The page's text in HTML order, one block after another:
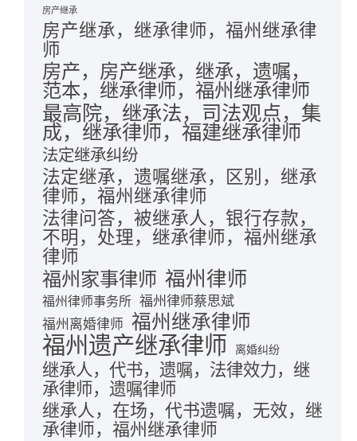
房产继承
房产继承，继承律师，福州继承律
师
房产，房产继承，继承，遗嘱，
范本，继承律师，福州继承律师
最高院，继承法，司法观点，集
成，继承律师，福建继承律师
法定继承纠纷
法定继承，遗嘱继承，区别，继承
律师，福州继承律师
法律问答，被继承人，银行存款，
不明，处理，继承律师，福州继承
律师
福州家事律师 福州律师
福州律师事务所 福州律师蔡思斌
福州离婚律师 福州继承律师
福州遗产继承律师 离婚纠纷
继承人，代书，遗嘱，法律效力，继
承律师，遗嘱律师
继承人，在场，代书遗嘱，无效，继
承律师，福州继承律师